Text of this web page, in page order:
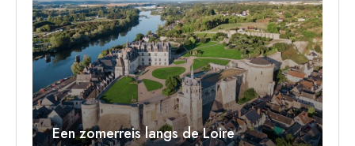
Een zomerreis langs de Loire